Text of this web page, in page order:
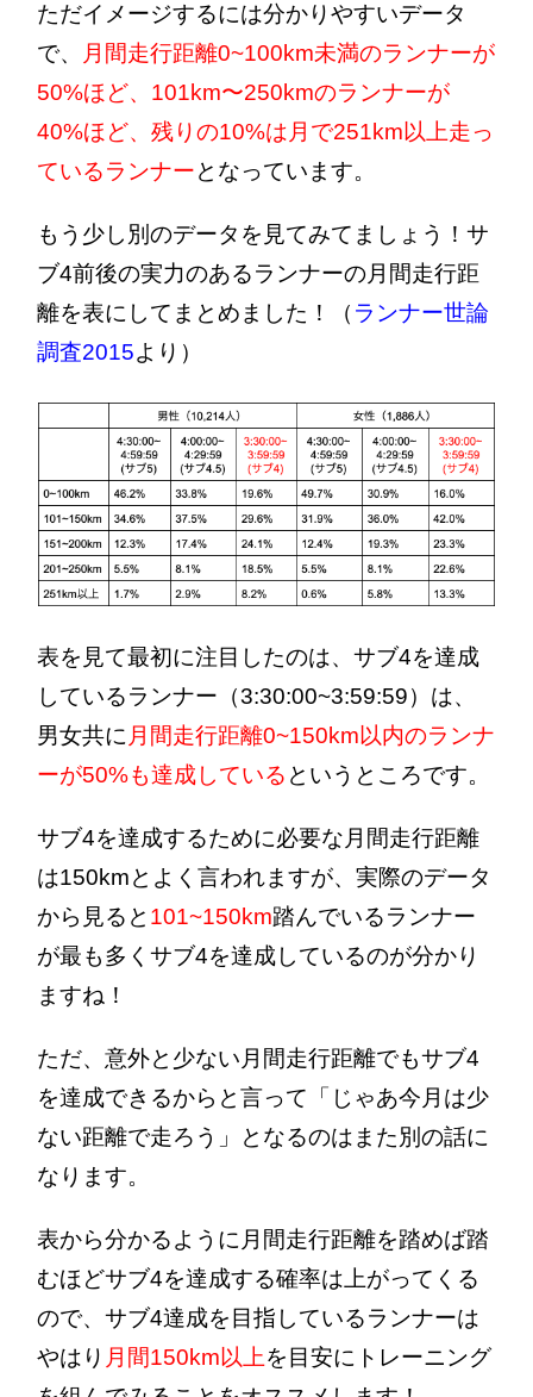
ただイメージするには分かりやすいデータ
で、
月間走行距離0~100km未満のランナーが
50%ほど、101km〜250kmのランナーが
40%ほど、残りの10%は月で251km以上走っ
ているランナーとなっています。
もう少し別のデータを見てみてましょう！サ
ブ4前後の実力のあるランナーの月間走行距
離を表にしてまとめました！（ ランナー世論
調査2015より）
表を見て最初に注目したのは、サブ4を達成
しているランナー（3:30:00~3:59:59）は、
男女共に 月間走行距離0~150km以内のランナ
ーが50%も達成している というところです。
サブ4を達成するために必要な月間走行距離
は150kmとよく言われますが、実際のデータ
から見ると 101~150km踏んでいるランナー
が最も多くサブ4を達成しているのが分かり
ますね！
ただ、意外と少ない月間走行距離でもサブ4
を達成できるからと言って「じゃあ今月は少
ない距離で走ろう」となるのはまた別の話に
なります。
表から分かるように月間走行距離を踏めば踏
むほどサブ4を達成する確率は上がってくる
ので、サブ4達成を目指しているランナーは
やはり 月間150km以上を目安にトレーニング